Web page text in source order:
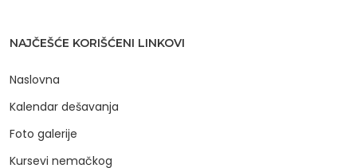
NAJČEŠĆE KORIŠĆENI LINKOVI
Naslovna
Kalendar dešavanja
Foto galerije
Kursevi nemačkog